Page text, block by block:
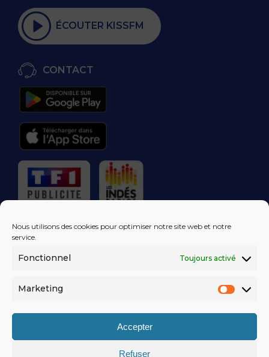
Nous utilisons des cookies pour optimiser notre site web et notre
service.
Fonctionnel Toujours activé
Marketing
Accepter
Refuser
ÉCOUTER KISSFM
CONTACT
RÉGIE PUBLICITAIRE
LES EXCLUS
DANS VOTRE